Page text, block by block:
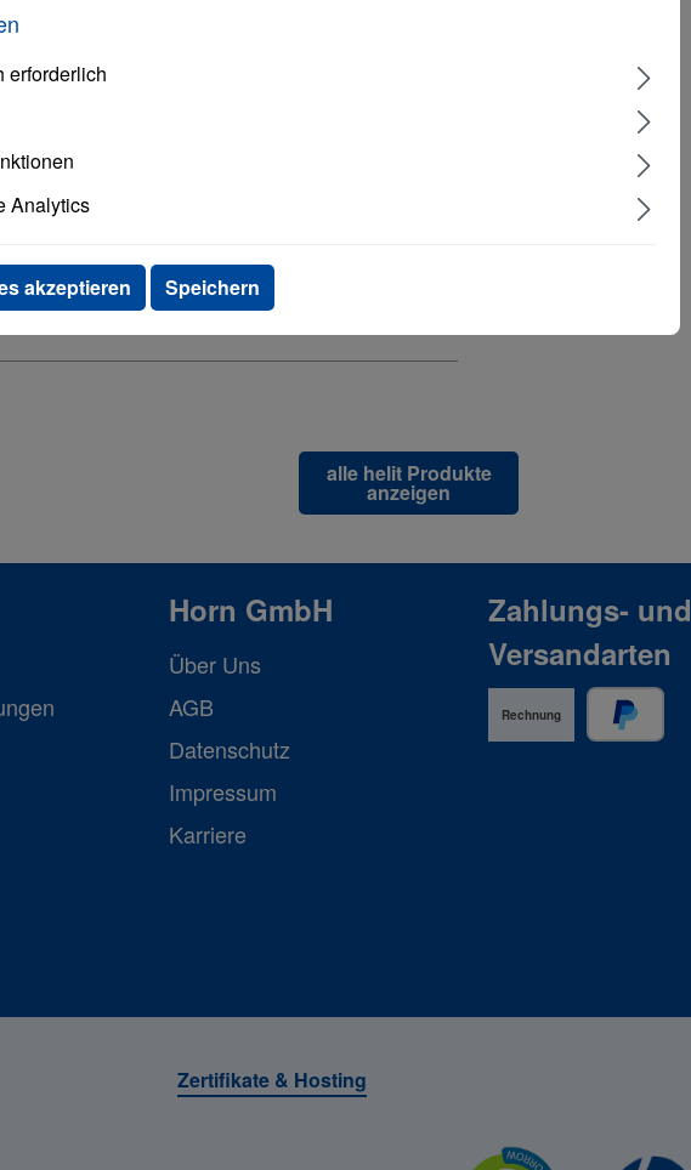
Standfest und unempfindlich.
alle helit Produkte
anzeigen
Horn GmbH
Über Uns
AGB
Datenschutz
Impressum
Karriere
Zahlungs- und
Versandarten
Rechnung
Zertifikate & Hosting
erforderlich
Analytics
akzeptieren Speichern